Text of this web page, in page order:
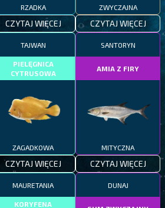
RZADKA
CZYTAJ WIĘCEJ
ZWYCZAJNA
CZYTAJ WIĘCEJ
TAJWAN
PIELĘGNICA
CYTRUSOWA
ZAGADKOWA
CZYTAJ WIĘCEJ
SANTORYN
AMIA Z FIRY
MITYCZNA
CZYTAJ WIĘCEJ
MAURETANIA
KORYFENA
DUNAJ